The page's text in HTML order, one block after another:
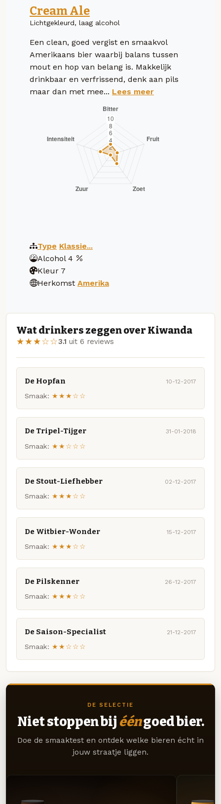
Cream Ale
Lichtgekleurd, laag alcohol
Een clean, goed vergist en smaakvol
Amerikaans bier waarbij balans tussen
mout en hop van belang is. Makkelijk
drinkbaar en verfrissend, denk aan pils
maar dan met mee... Lees meer
Type Klassie...
Alcohol 4
Kleur 7
Herkomst Amerika
Wat drinkers zeggen over Kiwanda
★★★☆☆3.1 uit 6 reviews
De Hopfan 10-12-2017
Smaak: ★★★☆☆
De Tripel-Tijger 31-01-2018
Smaak: ★★☆☆☆
De Stout-Liefhebber 02-12-2017
Smaak: ★★★☆☆
De Witbier-Wonder 15-12-2017
Smaak: ★★★☆☆
De Pilskenner 26-12-2017
Smaak: ★★★☆☆
De Saison-Specialist 21-12-2017
Smaak: ★★☆☆☆
DE SELECTIE
Niet stoppen bij ééngoed bier.
Doe de smaaktest en ontdek welke bieren écht in
jouw straatje liggen.